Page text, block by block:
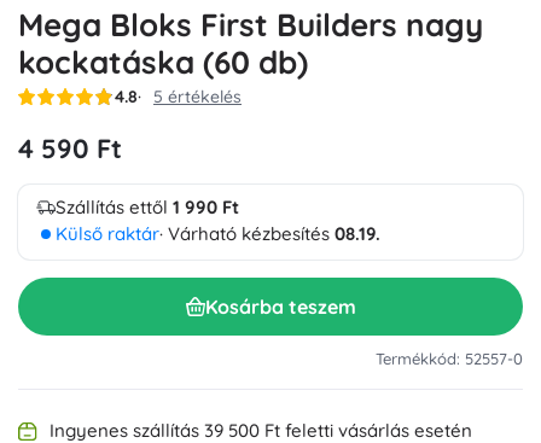
Mega Bloks First Builders nagy
kockatáska (60 db)
4.8 5 értékelés
4 590 Ft
Szállítás ettől 1 990 Ft
Külső raktár· Várható kézbesítés 08.19.
Kosárba teszem
Termékkód: 52557-0
Ingyenes szállítás 39 500 Ft feletti vásárlás esetén